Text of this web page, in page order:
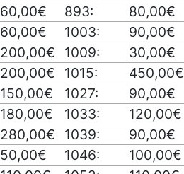
60,00€ 893: 80,00€
60,00€ 1003: 90,00€
200,00€ 1009: 30,00€
200,00€ 1015: 450,00€
150,00€ 1027: 90,00€
180,00€ 1033: 120,00€
280,00€ 1039: 90,00€
50,00€ 1046: 100,00€